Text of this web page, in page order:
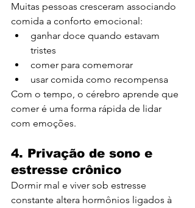
Muitas pessoas cresceram associando
comida a conforto emocional:
ganhar doce quando estavam
tristes
comer para comemorar
usar comida como recompensa
Com o tempo, o cérebro aprende que
comer é uma forma rápida de lidar
com emoções.
4. Privação de sono e
estresse crônico
Dormir mal e viver sob estresse
constante altera hormônios ligados à